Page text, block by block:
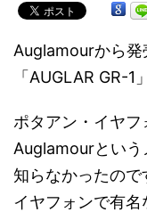
Auglamourから発
「AUGLAR GR-1
ポタアン・イヤ
Auglamourという
知らなかったの
イヤフォンで有名